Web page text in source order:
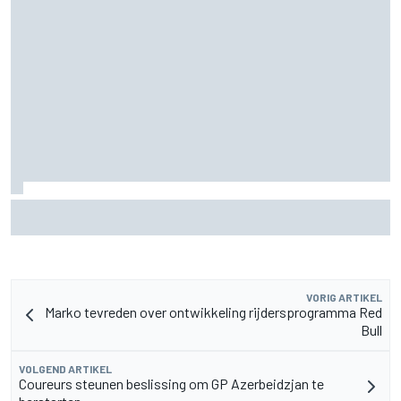
VORIG ARTIKEL
Marko tevreden over ontwikkeling rijdersprogramma Red
Bull
VOLGEND ARTIKEL
Coureurs steunen beslissing om GP Azerbeidzjan te